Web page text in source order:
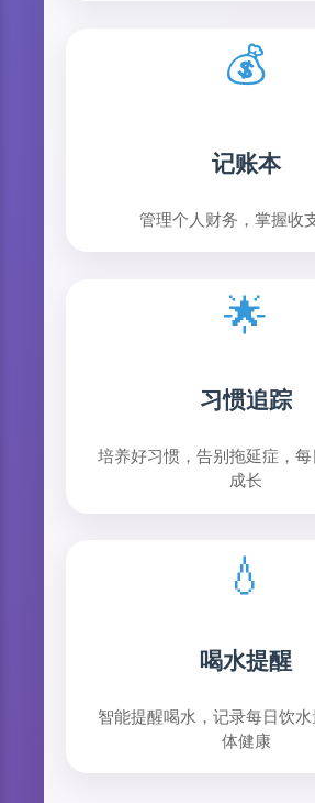
💰
记账本
管理个人财务，掌握收
🌟
习惯追踪
培养好习惯，告别拖延症，
成长
💧
喝水提醒
智能提醒喝水，记录每日饮
体健康